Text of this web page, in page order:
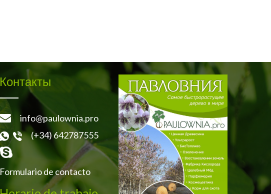
Контакты
info@paulownia.pro
(+34) 642787555
Formulario de contacto